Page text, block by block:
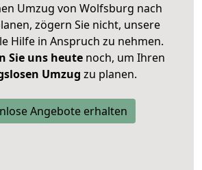
Umzug von Wolfsburg nach
zögern Sie nicht, unsere
Hilfe in Anspruch zu nehmen.
Sie uns heutenoch, um Ihren
Umzug zu planen.
Angebote erhalten